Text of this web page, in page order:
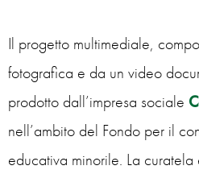
Il progetto multimediale,
fotografica e da un video
prodotto dall’impresa sociale
nell’ambito del Fondo per il
educativa minorile. La curatela